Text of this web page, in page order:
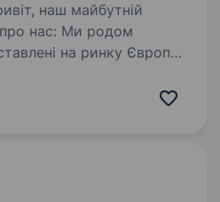
на ринку Європи,